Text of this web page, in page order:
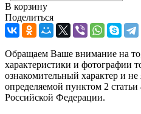
В корзину
Поделиться
Обращаем Ваше внимание на
характеристики и фотографии
ознакомительный характер и
определяемой пунктом 2 статьи
Российской Федерации.